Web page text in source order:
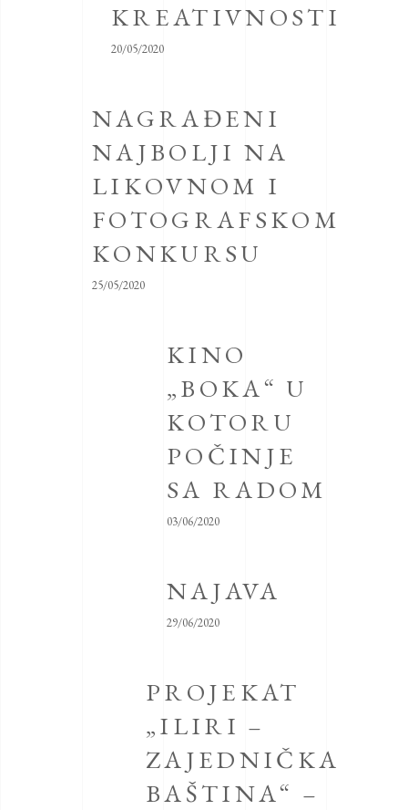
KREATIVNOSTI
20/05/2020
NAGRAĐENI
NAJBOLJI NA
LIKOVNOM I
FOTOGRAFSKOM
KONKURSU
25/05/2020
KINO
„BOKA“ U
KOTORU
POČINJE
SA RADOM
03/06/2020
NAJAVA
29/06/2020
PROJEKAT
„ILIRI –
ZAJEDNIČKA
BAŠTINA“ –